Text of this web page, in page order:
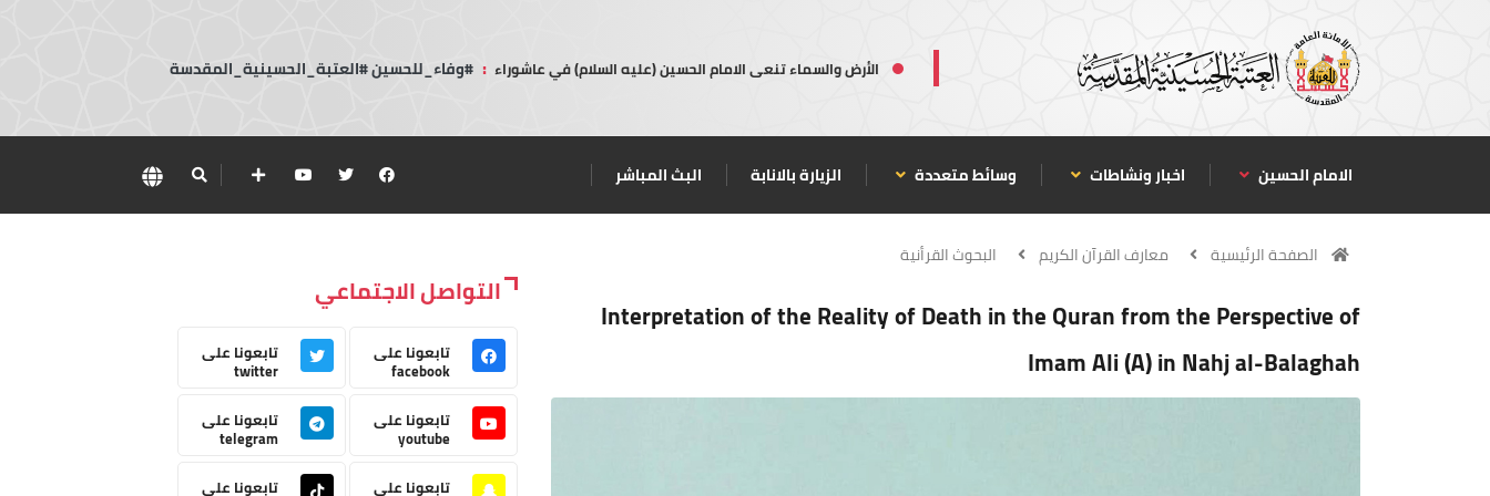
الأرض والسماء تنعى الامام الحسين (عليه السلام) في عاشوراء : #وفاء_للحسين #العتبة_الحسينية_المقدسة
الامام الحسين اخبار ونشاطات وسائط متعددة الزيارة بالانابة البث المباشر
الصفحة الرئيسية معارف القرآن الكريم البحوث القرأنية
Interpretation of the Reality of Death in the Quran from the Perspective of
Imam Ali (A) in Nahj al-Balaghah
التواصل الاجتماعي
تابعونا على
facebook
تابعونا على
twitter
تابعونا على
youtube
تابعونا على
telegram
تابعونا على
تابعونا على